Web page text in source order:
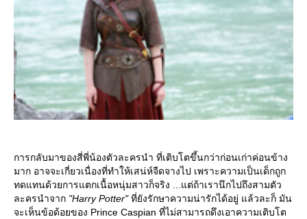
การกลับมาของสี่พี่น้องตัวละครนำ ที่เติบโตขึ้นกว่าก่อนเก่าค่อนข้าง
มาก อาจจะเกี่ยวเนื่องที่ทำให้เสน่ห์จืดจางไป เพราะความเป็นเด็กถูก
ทดแทนด้วยการแตกเนื้อหนุ่มสาวก็จริง ...แต่ถ้าเรานึกไปถึงสามตัว
ละครนำจาก "Harry Potter"ที่ยังรักษาความน่ารักได้อยู่ แล้วละก็ มัน
จะเห็นข้อด้อยของ Prince Caspian ที่ไม่สามารถดึงเอาความเติบโต